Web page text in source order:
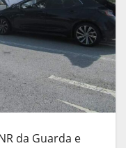
da Guarda e